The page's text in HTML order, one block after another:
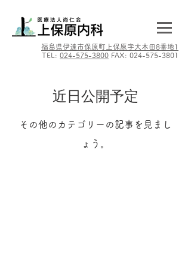
​福島県伊達市保原町上保原字大木田8番地1
TEL: 024-575-3800 FAX: 024-575-3801
近日公開予定
その他のカテゴリーの記事を見まし
ょう。